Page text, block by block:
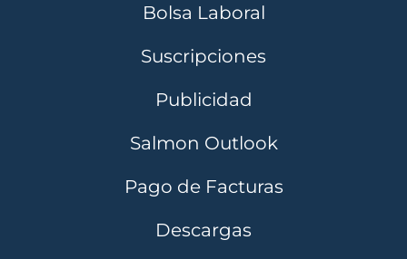
Bolsa Laboral
Suscripciones
Publicidad
Salmon Outlook
Pago de Facturas
Descargas